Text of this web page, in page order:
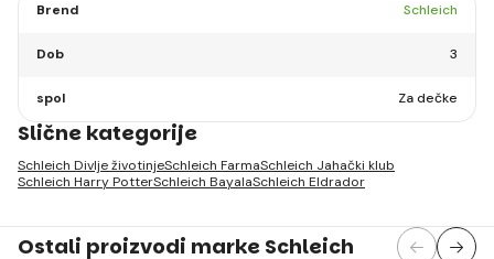
Brend Schleich
Dob 3
spol Za dečke
Slične kategorije
Schleich Divlje životinjeSchleich FarmaSchleich Jahački klub
Schleich Harry PotterSchleich BayalaSchleich Eldrador
Ostali proizvodi marke Schleich